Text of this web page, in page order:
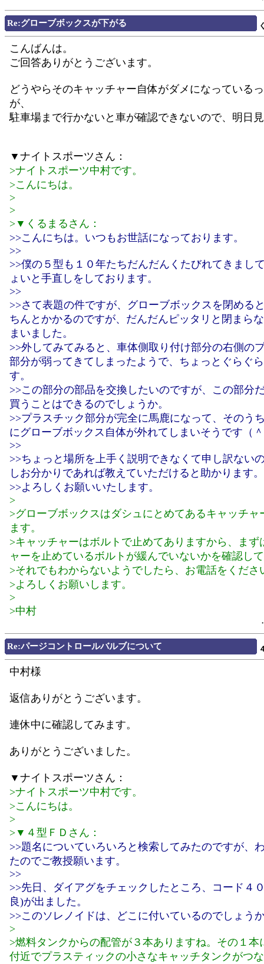
Re:グローブボックスが下がる
こんばんは。
ご回答ありがとうございます。
どうやらそのキャッチャー自体がダメになっている
が、
駐車場まで行かないと車が確認できないので、明日
▼ナイトスポーツさん：
>ナイトスポーツ中村です。
>こんにちは。
>
>
>▼くるまるさん：
>>こんにちは。いつもお世話になっております。
>>
>>僕の５型も１０年たちだんだんくたびれてきまし
ょいと手直しをしております。
>>
>>さて表題の件ですが、グローブボックスを閉める
ちんとかかるのですが、だんだんピッタリと閉まら
まいました。
>>外してみてみると、車体側取り付け部分の右側の
部分が弱ってきてしまったようで、ちょっとぐらぐ
す。
>>この部分の部品を交換したいのですが、この部分
買うことはできるのでしょうか。
>>プラスチック部分が完全に馬鹿になって、そのう
にグローブボックス自体が外れてしまいそうです（
>>
>>ちょっと場所を上手く説明できなくて申し訳ない
しお分かりであれば教えていただけると助かります。
>>よろしくお願いいたします。
>
>グローブボックスはダシュにとめてあるキャッチャ
ます。
>キャッチャーはボルトで止めてありますから、まず
ャーを止めているボルトが緩んでいないかを確認し
>それでもわからないようでしたら、お電話をくださ
>よろしくお願いします。
>
>中村
Re:パージコントロールバルブについて
中村様
返信ありがとうございます。
連休中に確認してみます。
ありがとうございました。
▼ナイトスポーツさん：
>ナイトスポーツ中村です。
>こんにちは。
>
>▼４型ＦＤさん：
>>題名についていろいろと検索してみたのですが、
たのでご教授願います。
>>
>>先日、ダイアグをチェックしたところ、コード４
良)が出ました。
>>このソレノイドは、どこに付いているのでしょう
>
>燃料タンクからの配管が３本ありますね。その１本
付近でプラスティックの小さなキャッチタンクがつ